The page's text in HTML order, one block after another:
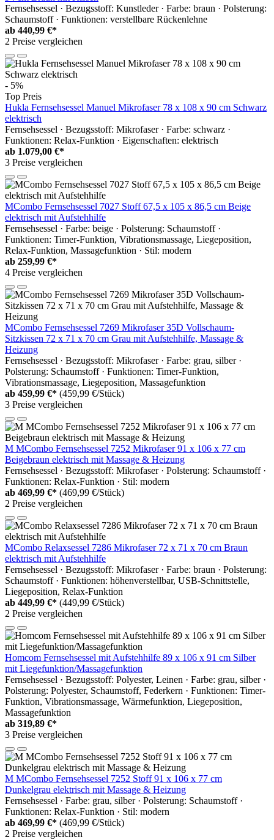
Fernsehsessel · Bezugsstoff: Kunstleder · Farbe: braun · Polsterung:
Schaumstoff · Funktionen: verstellbare Rückenlehne
ab 440,99 €*
2 Preise vergleichen
- 5%
Top Preis
Hukla Fernsehsessel Manuel Mikrofaser 78 x 108 x 90 cm Schwarz
elektrisch
Fernsehsessel · Bezugsstoff: Mikrofaser · Farbe: schwarz ·
Funktionen: Relax-Funktion · Eigenschaften: elektrisch
ab 1.079,00 €*
3 Preise vergleichen
MCombo Fernsehsessel 7027 Stoff 67,5 x 105 x 86,5 cm Beige
elektrisch mit Aufstehhilfe
Fernsehsessel · Farbe: beige · Polsterung: Schaumstoff ·
Funktionen: Timer-Funktion, Vibrationsmassage, Liegeposition,
Relax-Funktion, Massagefunktion · Stil: modern
ab 259,99 €*
4 Preise vergleichen
MCombo Fernsehsessel 7269 Mikrofaser 35D Vollschaum-
Sitzkissen 72 x 71 x 70 cm Grau mit Aufstehhilfe, Massage &
Heizung
Fernsehsessel · Bezugsstoff: Mikrofaser · Farbe: grau, silber ·
Polsterung: Schaumstoff · Funktionen: Timer-Funktion,
Vibrationsmassage, Liegeposition, Massagefunktion
ab 459,99 €* (459,99 €/Stück)
3 Preise vergleichen
M MCombo Fernsehsessel 7252 Mikrofaser 91 x 106 x 77 cm
Beigebraun elektrisch mit Massage & Heizung
Fernsehsessel · Bezugsstoff: Mikrofaser · Polsterung: Schaumstoff ·
Funktionen: Relax-Funktion · Stil: modern
ab 469,99 €* (469,99 €/Stück)
2 Preise vergleichen
MCombo Relaxsessel 7286 Mikrofaser 72 x 71 x 70 cm Braun
elektrisch mit Aufstehhilfe
Fernsehsessel · Bezugsstoff: Mikrofaser · Farbe: braun · Polsterung:
Schaumstoff · Funktionen: höhenverstellbar, USB-Schnittstelle,
Liegeposition, Relax-Funktion
ab 449,99 €* (449,99 €/Stück)
2 Preise vergleichen
Homcom Fernsehsessel mit Aufstehhilfe 89 x 106 x 91 cm Silber
mit Liegefunktion/Massagefunktion
Fernsehsessel · Bezugsstoff: Polyester, Leinen · Farbe: grau, silber ·
Polsterung: Polyester, Schaumstoff, Federkern · Funktionen: Timer-
Funktion, Vibrationsmassage, Wärmefunktion, Liegeposition,
Massagefunktion
ab 319,89 €*
3 Preise vergleichen
M MCombo Fernsehsessel 7252 Stoff 91 x 106 x 77 cm
Dunkelgrau elektrisch mit Massage & Heizung
Fernsehsessel · Farbe: grau, silber · Polsterung: Schaumstoff ·
Funktionen: Relax-Funktion · Stil: modern
ab 469,99 €* (469,99 €/Stück)
2 Preise vergleichen